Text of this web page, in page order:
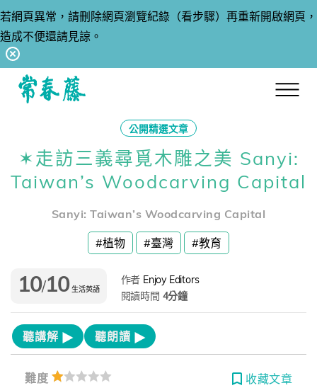
若網頁異常，請刪除網頁瀏覽紀錄（看步驟）再重新開啟網頁，
造成不便還請見諒。
公開精選文章
✶走訪三義尋覓木雕之美 Sanyi:
Taiwan’s Woodcarving Capital
Sanyi: Taiwan’s Woodcarving Capital
#植物 #臺灣 #教育
10/10 生活英語
作者 Enjoy Editors
閱讀時間 4分鐘
聽講解 聽朗讀
難度 收藏文章